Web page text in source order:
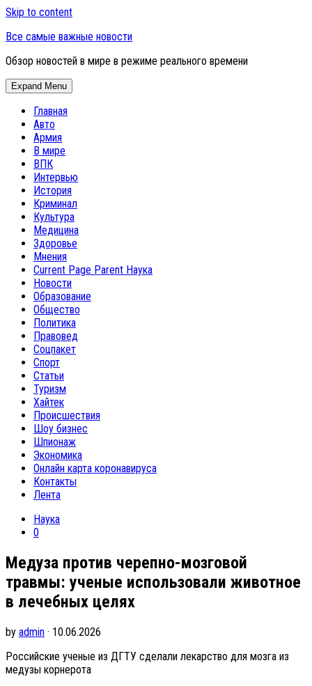
Skip to content
Все самые важные новости
Обзор новостей в мире в режиме реального времени
Expand Menu
Главная
Авто
Армия
В мире
ВПК
Интервью
История
Криминал
Культура
Медицина
Здоровье
Мнения
Current Page Parent Наука
Новости
Образование
Общество
Политика
Правовед
Соцпакет
Спорт
Статьи
Туризм
Хайтек
Происшествия
Шоу бизнес
Шпионаж
Экономика
Онлайн карта коронавируса
Контакты
Лента
Наука
0
Медуза против черепно-мозговой
травмы: ученые использовали животное
в лечебных целях
by admin · 10.06.2026
Российские ученые из ДГТУ сделали лекарство для мозга из
медузы корнерота